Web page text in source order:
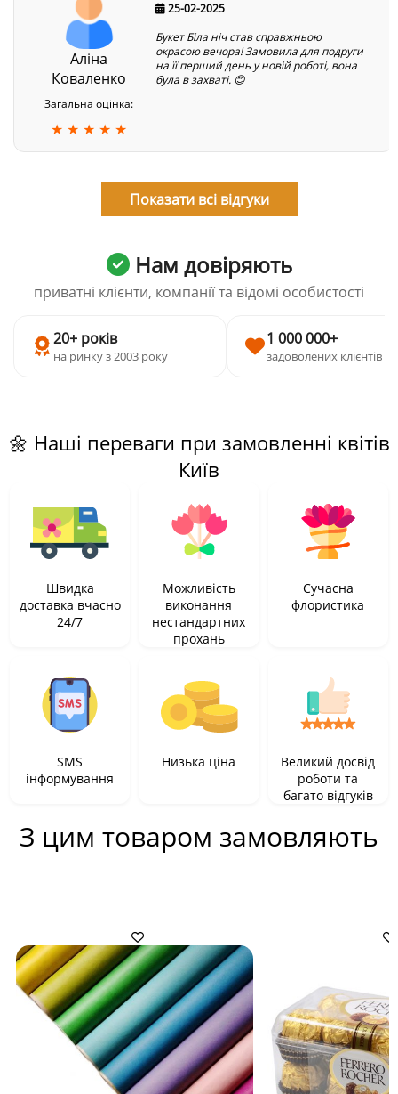
Аліна
Коваленко
Загальна оцінка:
★ ★ ★ ★ ★
25-02-2025
Букет Біла ніч став справжньою
окрасою вечора! Замовила для подруги
на її перший день у новій роботі, вона
була в захваті. 😊
Показати всі відгуки
Нам довіряють
приватні клієнти, компанії та відомі особистості
20+ років
на ринку з 2003 року
1 000 000+
задоволених клієнтів
🌼 Наші переваги при замовленні квітів
Київ
Швидка
доставка вчасно
24/7
Можливість
виконання
нестандартних
прохань
Сучасна
флористика
SMS
інформування
Низька ціна
Великий досвід
роботи та
багато відгуків
З цим товаром замовляють